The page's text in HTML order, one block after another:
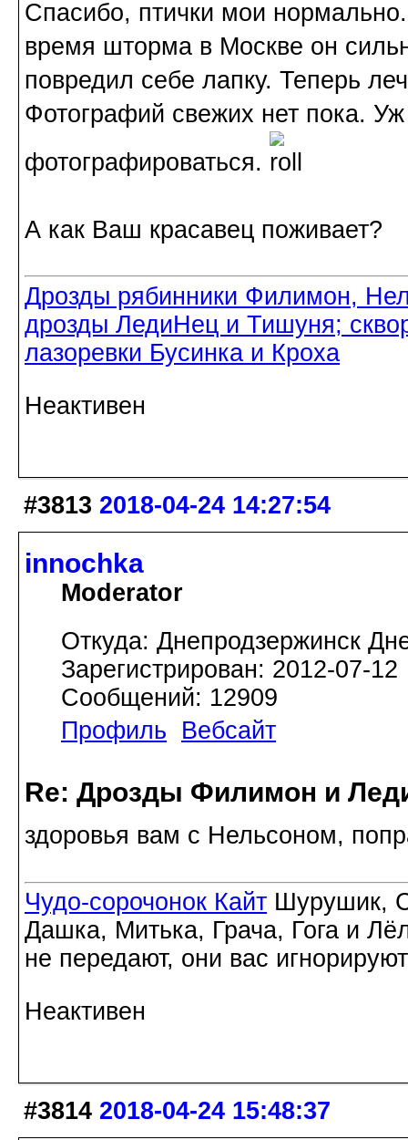
Спасибо, птички мои
время шторма в Москве он
повредил себе лапку. Теперь
Фотографий свежих нет пока.
фотографироваться.
А как Ваш красавец поживает?
Дрозды рябинники Филимон,
дрозды ЛедиНец и Тишуня;
лазоревки Бусинка и Кроха
Неактивен
#3813 2018-04-24 14:27:54
innochka
Moderator
Откуда: Днепродзержинск
Зарегистрирован: 2012-07-12
Сообщений: 12909
Профиль
Вебсайт
Re: Дрозды Филимон и
здоровья вам с Нельсоном,
Чудо-сорочонок Кайт Шурушик,
Дашка, Митька, Грача, Гога и
не передают, они вас игнорируют
Неактивен
#3814 2018-04-24 15:48:37